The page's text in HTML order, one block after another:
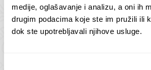
medije, oglašavanje i analizu, a oni ih
drugim podacima koje ste im pružili ili
dok ste upotrebljavali njihove usluge.
cijena:
od
75,00 €
do
ODABERI OPCIJE
75,00